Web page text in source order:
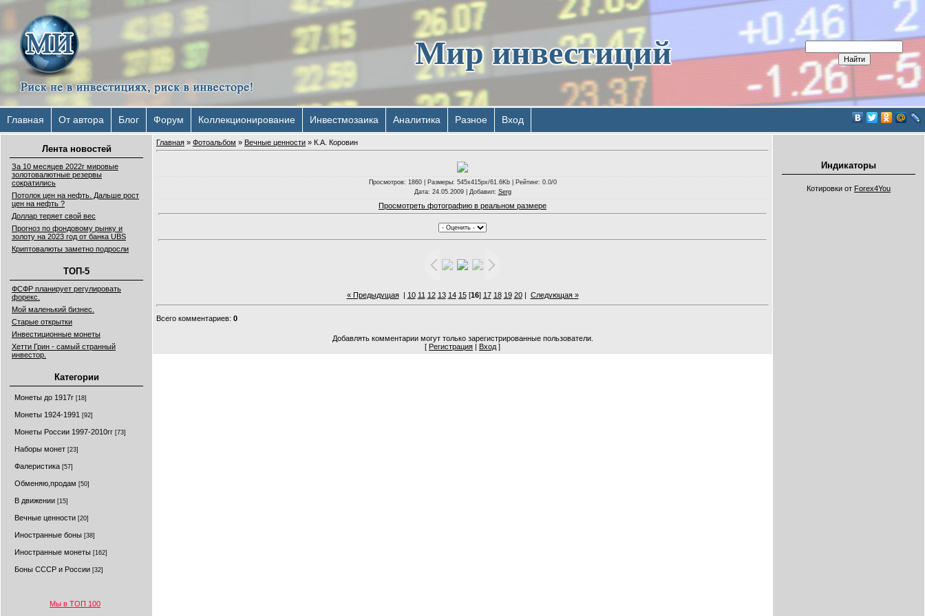
Мир инвестиций
Главная От автора Блог Форум Коллекционирование Инвестмозаика Аналитика Разное Вход
Лента новостей
За 10 месяцев 2022г мировые
золотовалютные резервы
сократились
Потолок цен на нефть. Дальше рост
цен на нефть ?
Доллар теряет свой вес
Прогноз по фондовому рынку и
золоту на 2023 год от банка UBS
Криптовалюты заметно подросли
ТОП-5
ФСФР планирует регулировать
форекс.
Мой маленький бизнес.
Старые открытки
Инвестиционные монеты
Хетти Грин - самый странный
инвестор.
Категории
Монеты до 1917г [18]
Монеты 1924-1991 [92]
Монеты России 1997-2010гг [73]
Наборы монет [23]
Фалеристика [57]
Обменяю,продам [50]
В движении [15]
Вечные ценности [20]
Иностранные боны [38]
Иностранные монеты [162]
Боны СССР и России [32]
Мы в ТОП 100
Главная » Фотоальбом » Вечные ценности » К.А. Коровин
Просмотров: 1860 | Размеры: 545x415px/61.6Kb | Рейтинг: 0.0/0
Дата: 24.05.2009 | Добавил: Serg
Просмотреть фотографию в реальном размере
« Предыдущая| 10 11 12 13 14 15[16] 17 18 19 20| Следующая »
Всего комментариев: 0
Добавлять комментарии могут только зарегистрированные пользователи.
[ Регистрация Вход ]
Индикаторы
Котировки от Forex4You